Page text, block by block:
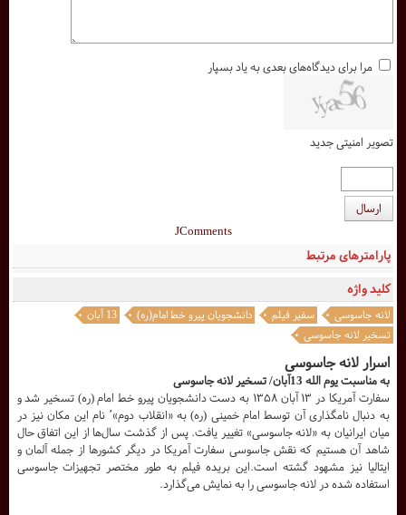
اسرار لانه جاسوسی
به مناسبت یوم الله 13آبان/ تسخیر لانه جاسوسی
سفارت آمریکا در ۱۳ آبان ۱۳۵۸ به دست دانشجویان پیرو خط امام (ره) تسخیر شد و
به دنبال نامگذاری آن توسط امام خمینی (ره) به «انقلاب دوم»٬ نام این مکان نیز در
میان ایرانیان به «لانه جاسوسی» تغییر یافت. پس از گذشت سال‌ها از این اتفاق حال
شاهد آن هستیم که نقش جاسوسی سفارت آمریکا در دیگر کشورها از جمله آلمان و
ایتالیا نیز مشهود گشته است.این بریده فیلم به طور مختصر تجهیزات جاسوسی
استفاده شده در لانه جاسوسی را به نمایش می‌گذارد.
کلید واژه
لانه جاسوسی سفیر فیلم دانشجویان پیرو خط امام(ره)
13 آبان
تسخیر لانه جاسوسی
پارامترهای مرتبط
مرا برای دیدگاه‌های بعدی به یاد بسپار
تصویر امنیتی جدید
ارسال
JComments